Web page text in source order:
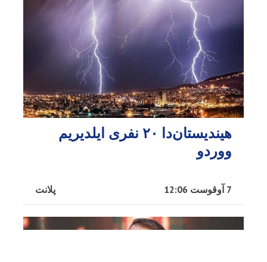
هیندیستان‌دا ۲۰ نفری ایلدیریم
ووردو
پلانت 7 آوقوست 12:06